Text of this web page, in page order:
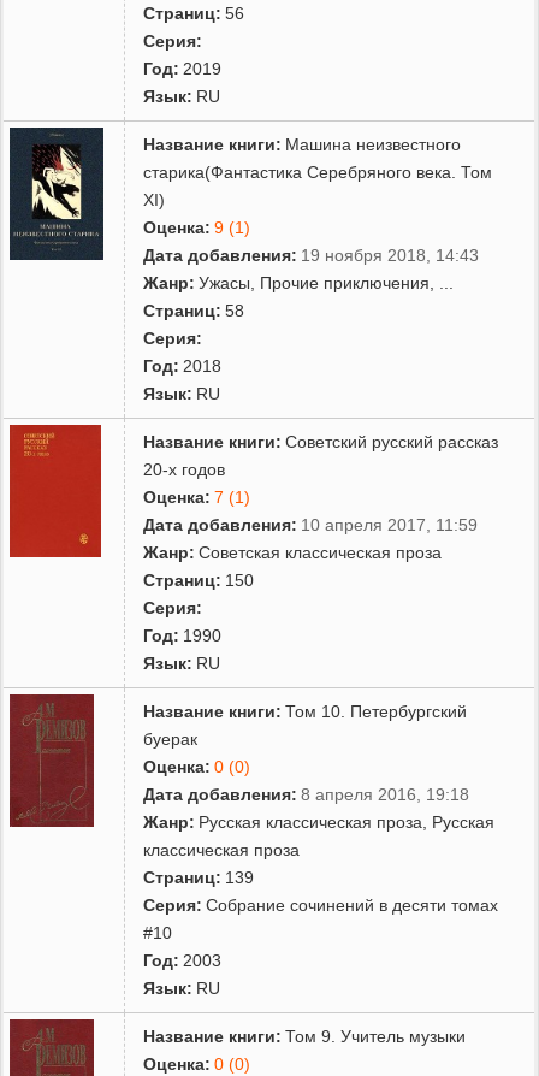
Страниц: 56
Серия:
Год: 2019
Язык: RU
Название книги: Машина неизвестного
старика(Фантастика Серебряного века. Том
XI)
Оценка: 9 (1)
Дата добавления: 19 ноября 2018, 14:43
Жанр: Ужасы Прочие приключения
Страниц: 58
Серия:
Год: 2018
Язык: RU
Название книги: Советский русский рассказ
20-х годов
Оценка: 7 (1)
Дата добавления: 10 апреля 2017, 11:59
Жанр: Советская классическая проза
Страниц: 150
Серия:
Год: 1990
Язык: RU
Название книги: Том 10. Петербургский
буерак
Оценка: 0 (0)
Дата добавления: 8 апреля 2016, 19:18
Жанр: Русская классическая проза
Русская
классическая проза
Страниц: 139
Серия: Собрание сочинений в десяти томах
#10
Год: 2003
Язык: RU
Название книги: Том 9. Учитель музыки
Оценка: 0 (0)